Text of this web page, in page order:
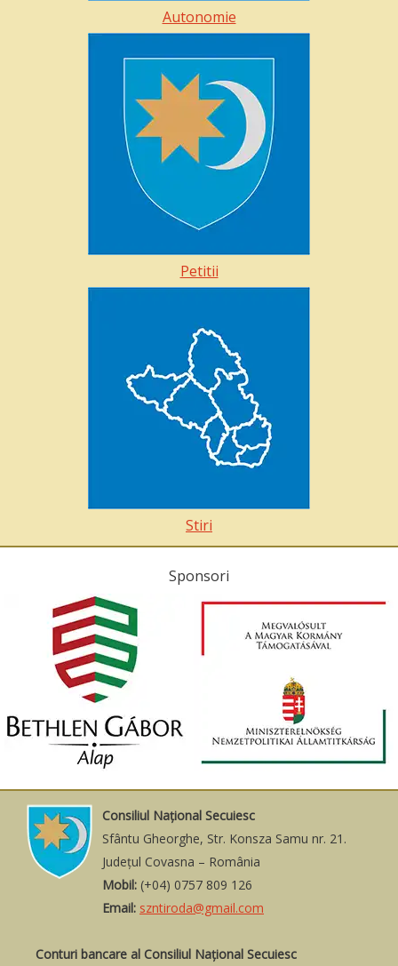
Autonomie
Petitii
Stiri
Sponsori
Consiliul Naţional Secuiesc
Sfântu Gheorghe, Str. Konsza Samu nr. 21.
Judeţul Covasna – România
Mobil: (+04) 0757 809 126
Email: szntiroda@gmail.com
Conturi bancare al Consiliul Național Secuiesc